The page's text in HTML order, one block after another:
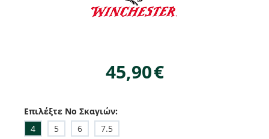
45,90€
Επιλέξτε No Σκαγιών:
4
5 6 7.5